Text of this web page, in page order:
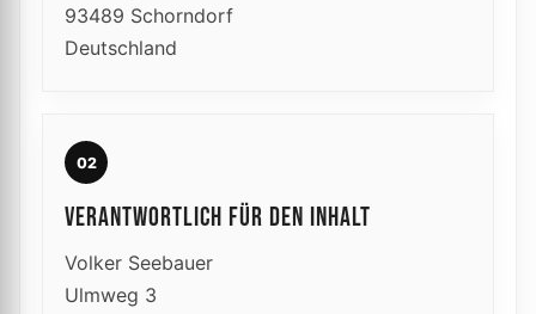
93489 Schorndorf
Deutschland
02
VERANTWORTLICH FÜR DEN INHALT
Volker Seebauer
Ulmweg 3